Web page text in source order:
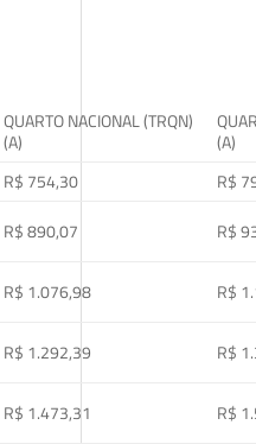
QUARTO NACIONAL (TRQN)
(A)
(A)
R$ 754,30
R$
R$ 890,07
R$
R$ 1.076,98
R$
R$ 1.292,39
R$
R$ 1.473,31
R$